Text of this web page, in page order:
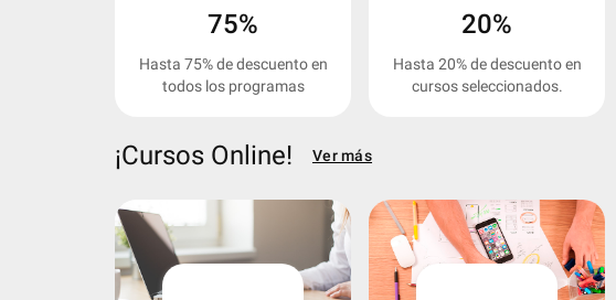
75%
Hasta 75% de descuento en
todos los programas
20%
Hasta 20% de descuento en
cursos seleccionados.
¡Cursos Online! Ver más